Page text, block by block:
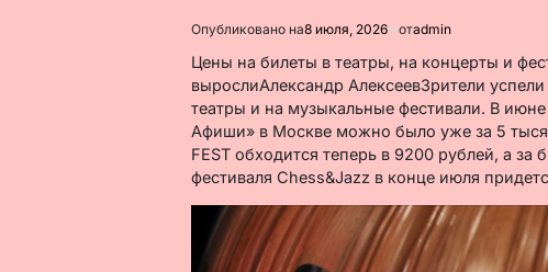
Опубликовано на8 июля, 2026 отadmin
Цены на билеты в театры, на концерты и
вырослиАлександр АлексеевЗрители
театры и на музыкальные фестивали. В
Афиши» в Москве можно было уже за 5
FEST обходится теперь в 9200 рублей, а
фестиваля Chess&Jazz в конце июля